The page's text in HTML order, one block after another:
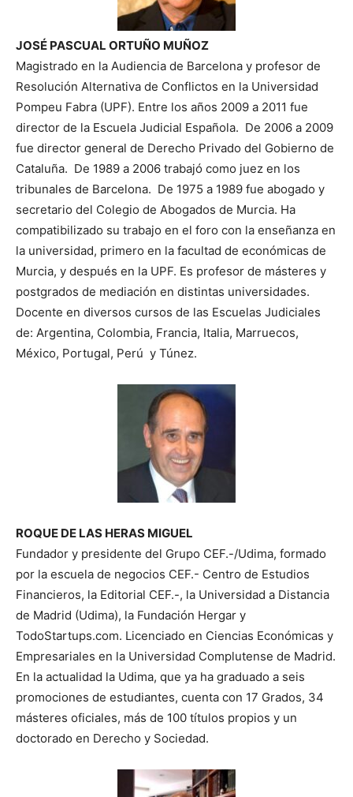
JOSÉ PASCUAL ORTUÑO MUÑOZ
Magistrado en la Audiencia de Barcelona y profesor de
Resolución Alternativa de Conflictos en la Universidad
Pompeu Fabra (UPF). Entre los años 2009 a 2011 fue
director de la Escuela Judicial Española. De 2006 a 2009
fue director general de Derecho Privado del Gobierno de
Cataluña. De 1989 a 2006 trabajó como juez en los
tribunales de Barcelona. De 1975 a 1989 fue abogado y
secretario del Colegio de Abogados de Murcia. Ha
compatibilizado su trabajo en el foro con la enseñanza en
la universidad, primero en la facultad de económicas de
Murcia, y después en la UPF. Es profesor de másteres y
postgrados de mediación en distintas universidades.
Docente en diversos cursos de las Escuelas Judiciales
de: Argentina, Colombia, Francia, Italia, Marruecos,
México, Portugal, Perú y Túnez.
ROQUE DE LAS HERAS MIGUEL
Fundador y presidente del Grupo CEF.-/Udima, formado
por la escuela de negocios CEF.- Centro de Estudios
Financieros, la Editorial CEF.-, la Universidad a Distancia
de Madrid (Udima), la Fundación Hergar y
TodoStartups.com. Licenciado en Ciencias Económicas y
Empresariales en la Universidad Complutense de Madrid.
En la actualidad la Udima, que ya ha graduado a seis
promociones de estudiantes, cuenta con 17 Grados, 34
másteres oficiales, más de 100 títulos propios y un
doctorado en Derecho y Sociedad.